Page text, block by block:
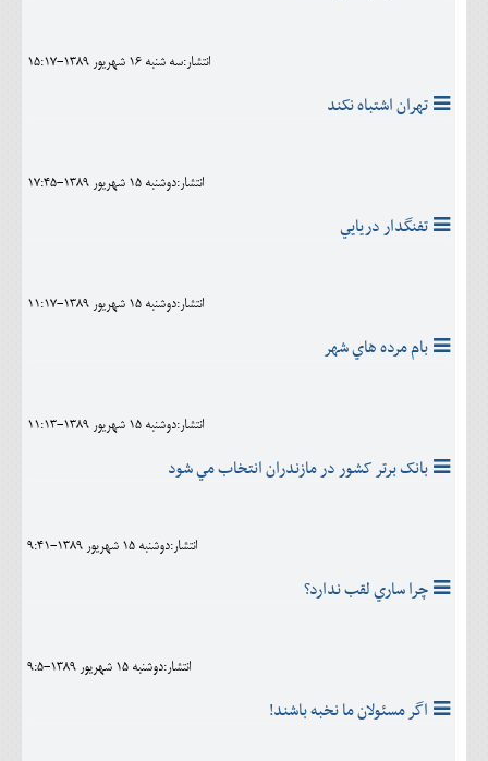
انتشار:سه شنبه 16 شهريور 1389-15:17
تهران اشتباه نکند
انتشار:دوشنبه 15 شهريور 1389-17:45
تفنگدار دريايي
انتشار:دوشنبه 15 شهريور 1389-11:17
بام مرده هاي شهر
انتشار:دوشنبه 15 شهريور 1389-11:13
بانک برتر کشور در مازندران انتخاب مي شود
انتشار:دوشنبه 15 شهريور 1389-9:41
چرا ساري لقب ندارد؟
انتشار:دوشنبه 15 شهريور 1389-9:5
اگر مسئولان ما نخبه باشند!